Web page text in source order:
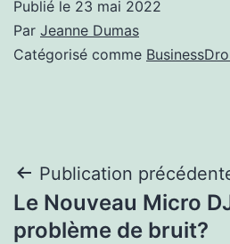
Publié le 23 mai 2022
Par Jeanne Dumas
Catégorisé comme
Navigation
de
Publication
Le Nouveau Micro
problème de bruit?